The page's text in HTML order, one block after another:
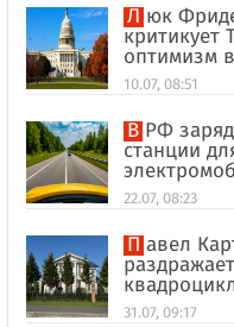
Люк Фриден
критикует
оптимизм в
Москвой и
10.07, 08:51
В РФ зарядные
станции
оказались
перегрузки
22.07, 08:23
Павел Карташев
выходным
31.07, 09:17